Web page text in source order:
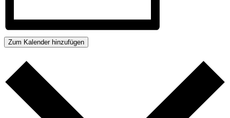
Zum Kalender hinzufügen